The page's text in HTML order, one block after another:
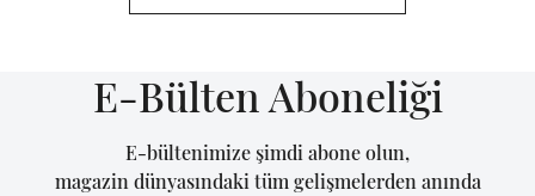
E-Bülten Aboneliği
E-bültenimize şimdi abone olun,
magazin dünyasındaki tüm gelişmelerden anında